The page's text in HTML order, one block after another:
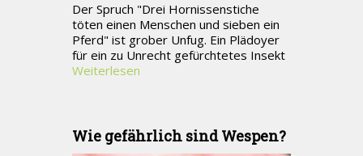
Der Spruch "Drei Hornissenstiche
töten einen Menschen und sieben ein
Pferd" ist grober Unfug. Ein Plädoyer
für ein zu Unrecht gefürchtetes Insekt
Weiterlesen
Wie gefährlich sind Wespen?